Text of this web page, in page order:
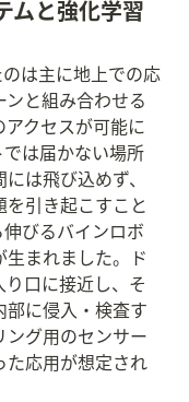
ムと強化学習
は主に地上での応
と組み合わせる
クセスが可能に
は届かない場所
は飛び込めず、
引き起こすこと
びるバインロボ
まれました。ド
口に接近し、そ
部に侵入・検査す
ング用のセンサー
た応用が想定され